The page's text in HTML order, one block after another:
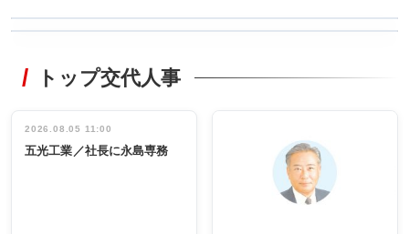
非鉄業界で
インタビュ
ー／社内ア
タックトレー
祝う 業界関
係者ら220人
出席
トップ交代人事
2026.08.05 11:00
五光工業／社長に永島専務